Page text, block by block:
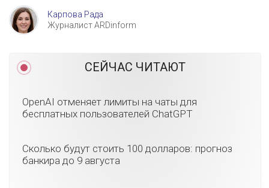
Карпова Рада
Журналист ARDinform
СЕЙЧАС ЧИТАЮТ
OpenAI отменяет лимиты на чаты для
бесплатных пользователей ChatGPT
Сколько будут стоить 100 долларов: прогноз
банкира до 9 августа